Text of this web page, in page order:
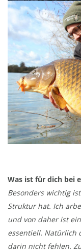
Was ist für dich bei
Besonders wichtig
Struktur hat. Ich
und von daher ist
essentiell. Natürlich
darin nicht fehlen.